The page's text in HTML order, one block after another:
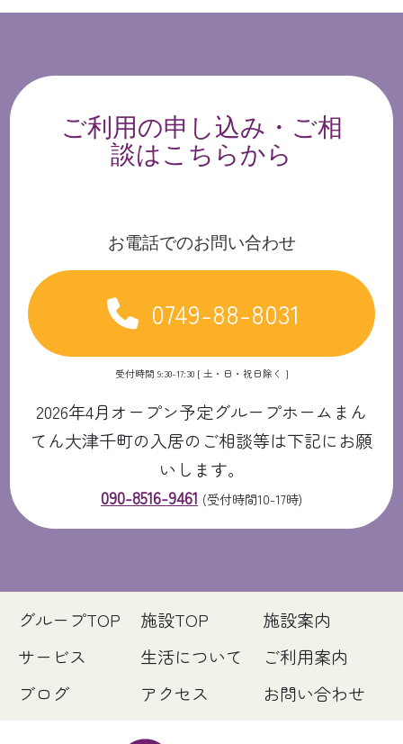
ご利用の申し込み・ご相
談はこちらから
お電話でのお問い合わせ
0749-88-8031
受付時間 9:30-17:30 [ 土・日・祝日除く ]
2026年4月オープン予定グループホームまん
てん大津千町の入居のご相談等は下記にお願
いします。
090-8516-9461 (受付時間10-17時)
グループTOP 施設TOP
施設案内
サービス
生活について
ご利用案内
ブログ
アクセス お問い合わせ